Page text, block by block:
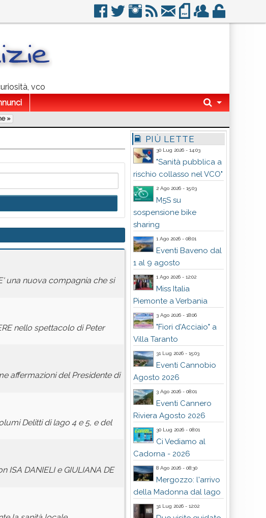
vco
»
una nuova compagnia che si
nello spettacolo di Peter
affermazioni del Presidente di
Delitti di lago 4 e 5, e del
ISA DANIELI e GIULIANA DE
PIÙ LETTE
30 Lug 2026 - 14:03
"Sanità pubblica a
rischio collasso nel VCO"
2 Ago 2026 - 15:03
M5S su
sospensione bike
sharing
1 Ago 2026 - 08:01
Eventi Baveno dal
1 al 9 agosto
1 Ago 2026 - 12:02
Miss Italia
Piemonte a Verbania
3 Ago 2026 - 18:06
"Fiori d'Acciaio" a
Villa Taranto
31 Lug 2026 - 15:03
Eventi Cannobio
Agosto 2026
3 Ago 2026 - 08:01
Eventi Cannero
Riviera Agosto 2026
30 Lug 2026 - 08:01
Ci Vediamo al
Cadorna - 2026
8 Ago 2026 - 08:30
Mergozzo: l'arrivo
della Madonna dal lago
31 Lug 2026 - 12:02